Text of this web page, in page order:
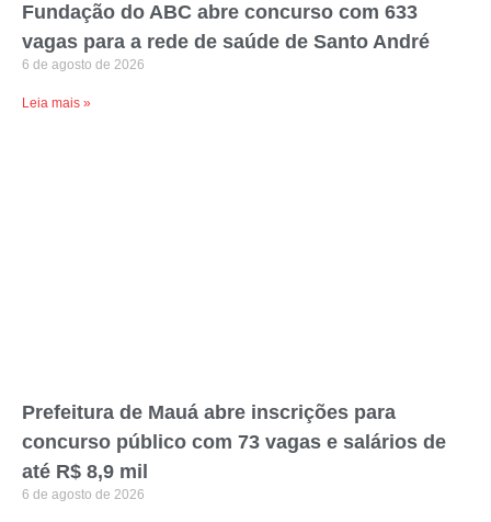
Fundação do ABC abre concurso com 633
vagas para a rede de saúde de Santo André
6 de agosto de 2026
Leia mais »
Prefeitura de Mauá abre inscrições para
concurso público com 73 vagas e salários de
até R$ 8,9 mil
6 de agosto de 2026